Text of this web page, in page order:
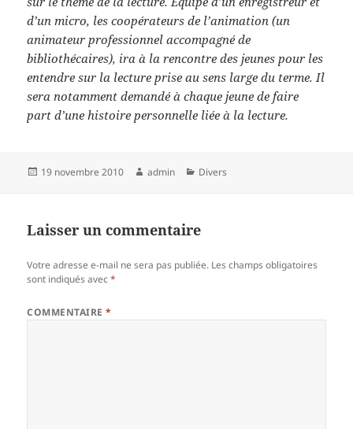
d’un micro, les coopérateurs de l’animation (un
animateur professionnel accompagné de
bibliothécaires), ira à la rencontre des jeunes pour les
entendre sur la lecture prise au sens large du terme. Il
sera notamment demandé à chaque jeune de faire
part d’une histoire personnelle liée à la lecture.
Publié
19 novembre 2010 Auteur
admin Catégories
Divers
Laisser un commentaire
Votre adresse e-mail ne sera pas publiée. Les champs obligatoires
sont indiqués avec*
COMMENTAIRE*